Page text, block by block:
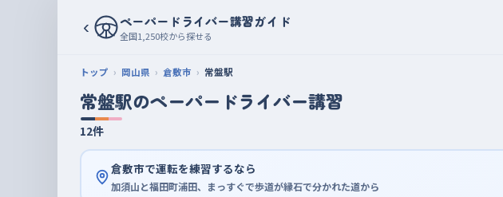
‹ ペーパードライバー講習ガイド
全国1,250校から探せる
トップ 岡山県 倉敷市 常盤駅
常盤駅のペーパードライバー講習
12件
倉敷市で運転を練習するなら
加須山と福田町浦田、まっすぐで歩道が縁石で分かれた道から